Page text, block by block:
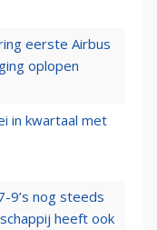
eerste Airbus
oplopen
in kwartaal met
9’s nog steeds
heeft ook